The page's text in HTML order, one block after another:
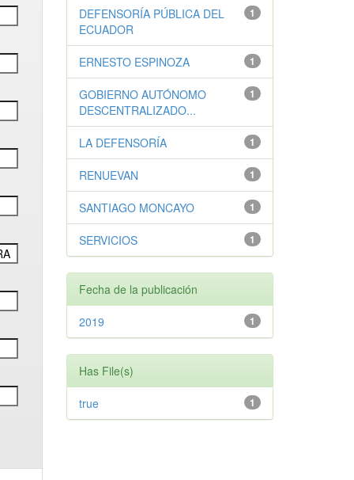
1
DEFENSORÍA PÚBLICA DEL
ECUADOR
1
ERNESTO ESPINOZA
1
GOBIERNO AUTÓNOMO
DESCENTRALIZADO...
1
LA DEFENSORÍA
1
RENUEVAN
1
SANTIAGO MONCAYO
1
SERVICIOS
Fecha de la publicación
1
2019
Has File(s)
1
true